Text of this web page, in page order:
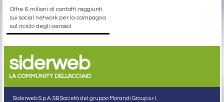
Oltre 6 milioni di contatti raggiunti
sui social network per la campagna
sul riciclo degli aerosol
siderweb
LA COMMUNITY DELL'ACCIAIO
Siderweb S.p.A. SB Società del gruppo Morandi Group s.r.l.